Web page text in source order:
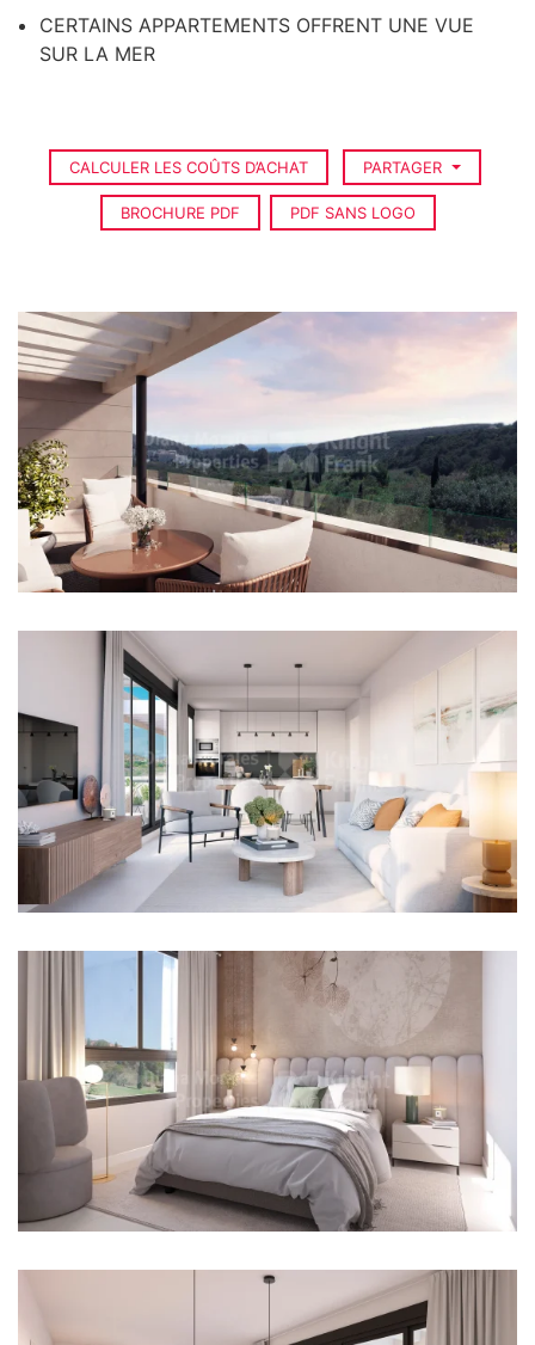
CERTAINS APPARTEMENTS OFFRENT UNE VUE
SUR LA MER
CALCULER LES COÛTS D’ACHAT PARTAGER
BROCHURE PDF PDF SANS LOGO